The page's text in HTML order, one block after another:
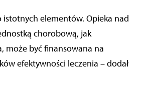
istotnych elementów. Opieka nad
chorobową, jak
może być finansowana na
efektywności leczenia – dodał